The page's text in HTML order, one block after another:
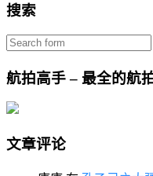
搜索
航拍高手 – 最全的航
文章评论